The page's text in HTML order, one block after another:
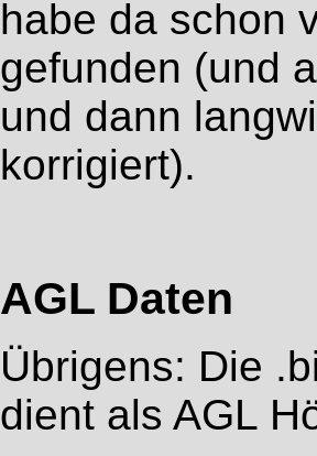
habe da schon
gefunden (und
und dann
korrigiert).
AGL Daten
Übrigens: Die
dient als AGL